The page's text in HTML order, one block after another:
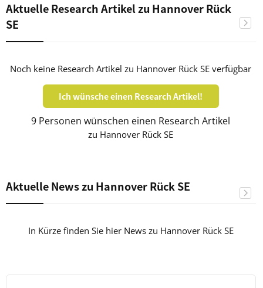
Aktuelle Research Artikel zu Hannover Rück
SE
Noch keine Research Artikel zu Hannover Rück SE verfügbar
Ich wünsche einen Research Artikel!
9 Personen wünschen einen Research Artikel
zu Hannover Rück SE
Aktuelle News zu Hannover Rück SE
In Kürze finden Sie hier News zu Hannover Rück SE